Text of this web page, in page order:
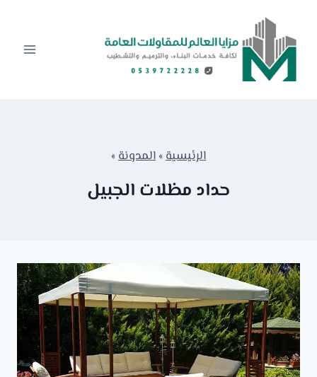
المحتوى
الرئيسية»المدونة»
حداد مظلات الجبيل